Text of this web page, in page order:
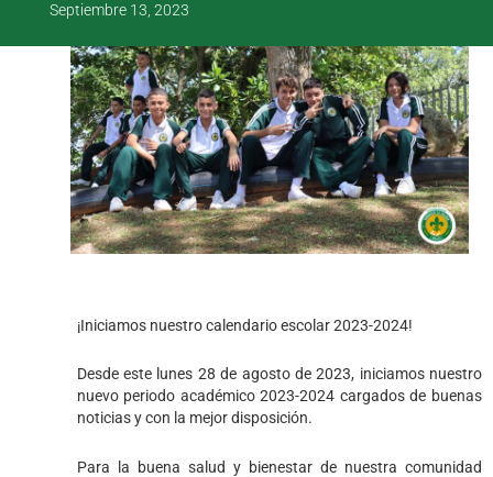
Septiembre 13, 2023
¡Iniciamos nuestro calendario escolar 2023-2024!
Desde este lunes 28 de agosto de 2023, iniciamos nuestro
nuevo periodo académico 2023-2024 cargados de buenas
noticias y con la mejor disposición.
Para la buena salud y bienestar de nuestra comunidad